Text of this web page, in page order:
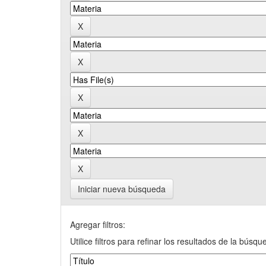
Iniciar nueva búsqueda
Agregar filtros:
Utilice filtros para refinar los resultados de la